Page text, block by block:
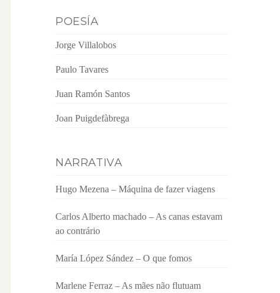
POESÍA
Jorge Villalobos
Paulo Tavares
Juan Ramón Santos
Joan Puigdefàbrega
NARRATIVA
Hugo Mezena – Máquina de fazer viagens
Carlos Alberto machado – As canas estavam
ao contrário
María López Sández – O que fomos
Marlene Ferraz – As mães não flutuam